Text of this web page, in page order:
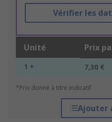
Vérifier les
Unité Prix
1 + 7,30 €
*Prix donné à titre indicatif
Ajouter